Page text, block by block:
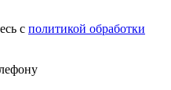
с политикой обработки